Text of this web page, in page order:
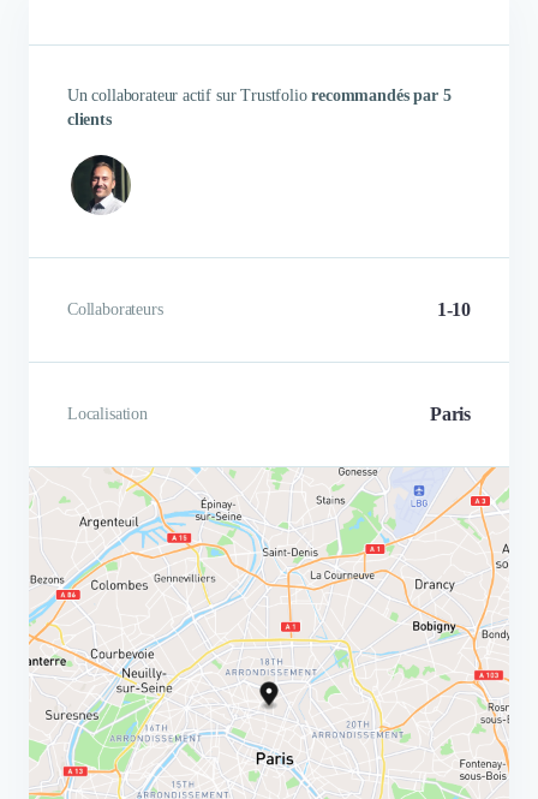
Ecoute, réactivité et créativité.
l'écoute en bonne
Un collaborateur actif sur Trustfoliorecommandés par 5
clients
Collaborateurs 1-10
Localisation Paris